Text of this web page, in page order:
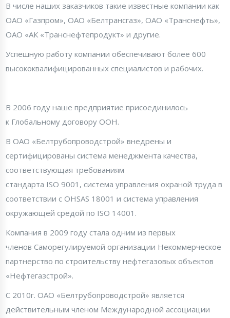
В числе наших заказчиков такие известные компании как
ОАО «Газпром», ОАО «Белтрансгаз», ОАО «Транснефть»,
ОАО «АК «Транснефтепродукт» и другие.
Успешную работу компании обеспечивают более 600
высококвалифицированных специалистов и рабочих.
В 2006 году наше предприятие присоединилось
к Глобальному договору ООН.
В ОАО «Белтрубопроводстрой» внедрены и
сертифицированы система менеджмента качества,
соответствующая требованиям
стандарта ISO 9001, система управления охраной труда в
соответствии с OHSAS 18001 и система управления
окружающей средой по ISO 14001.
Компания в 2009 году стала одним из первых
членов Саморегулируемой организации Некоммерческое
партнерство по строительству нефтегазовых объектов
«Нефтегазстрой».
С 2010г. ОАО «Белтрубопроводстрой» является
действительным членом Международной ассоциации